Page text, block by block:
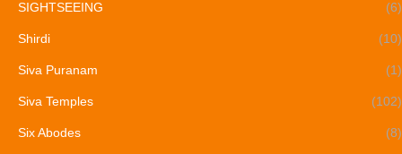
SIGHTSEEING (6)
Shirdi (10)
Siva Puranam (1)
Siva Temples (102)
Six Abodes (8)